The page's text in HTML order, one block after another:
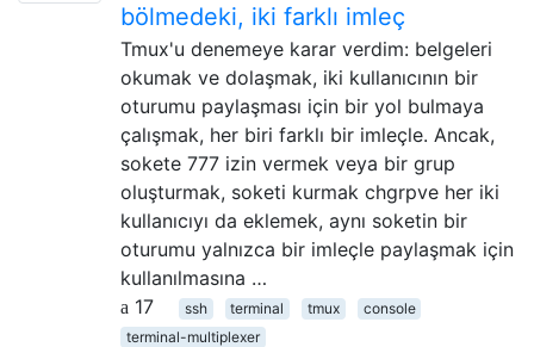
bölmedeki, iki farklı imleç
Tmux'u denemeye karar verdim: belgeleri
okumak ve dolaşmak, iki kullanıcının bir
oturumu paylaşması için bir yol bulmaya
çalışmak, her biri farklı bir imleçle. Ancak,
sokete 777 izin vermek veya bir grup
oluşturmak, soketi kurmak chgrpve her iki
kullanıcıyı da eklemek, aynı soketin bir
oturumu yalnızca bir imleçle paylaşmak için
kullanılmasına …
17
ssh terminal tmux
console
terminal-multiplexer